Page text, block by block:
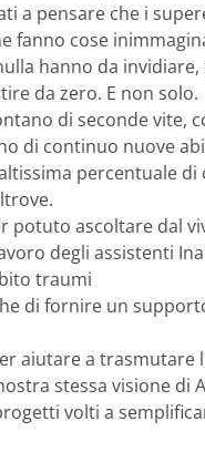
a pensare che i
fanno cose
hanno da
da zero. E non solo.
di seconde vite,
di continuo nuove
percentuale
potuto ascoltare dal
degli assistenti
traumi
di fornire un
aiutare a trasmutare
stessa visione di
volti a